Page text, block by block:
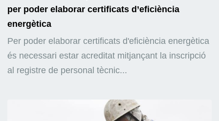
per poder elaborar certificats d’eficiència
energètica
Per poder elaborar certificats d'eficiència energètica
és necessari estar acreditat mitjançant la inscripció
al registre de personal tècnic...